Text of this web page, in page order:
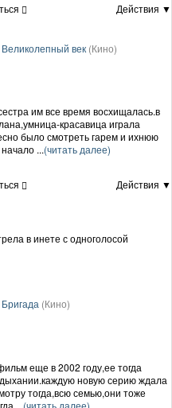
Действия ▼
Великолепный век (Кино)
им все время восхищалась.в
красавица играла
было смотреть гарем и ихнюю
...(читать далее)
Действия ▼
в инете с одноголосой
Бригада (Кино)
еще в 2002 году,ее тогда
новую серию ждала
тогда,всю семью,они тоже
...(читать далее)